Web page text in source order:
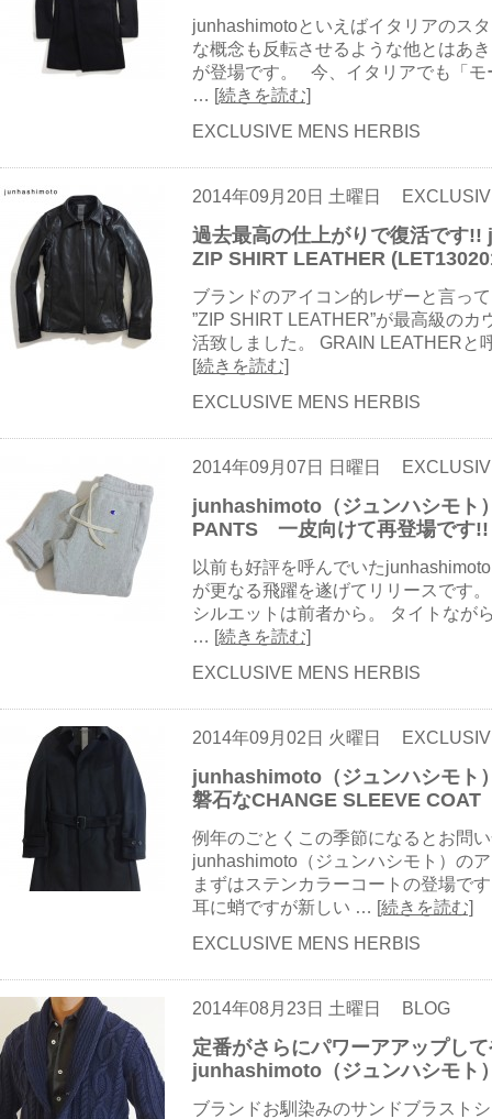
junhashimotoといえばイタリアのス
な概念も反転させるような他とはあ
が登場です。 今、イタリアでも「
… [続きを読む]
EXCLUSIVE MENS HERBIS
2014年09月20日 土曜日
過去最高の仕上がりで復活です
ZIP SHIRT LEATHER
ブランドのアイコン的レザーと言っ
”ZIP SHIRT LEATHER”が最高級の
活致しました。 GRAIN LEATHER
[続きを読む]
EXCLUSIVE MENS HERBIS
2014年09月07日 日曜日
junhashimoto（ジュンハシモ
PANTS 一皮向けて再登場です!!
以前も好評を呼んでいた
が更なる飛躍を遂げてリリースです
シルエットは前者から。 タイトなが
… [続きを読む]
EXCLUSIVE MENS HERBIS
2014年09月02日 火曜日
junhashimoto（ジュンハシモト
磐石なCHANGE SLEEVE COAT
例年のごとくこの季節になるとお問
junhashimoto（ジュンハシモト）の
まずはステンカラーコートの登場で
耳に蛸ですが新しい … [続きを読む]
EXCLUSIVE MENS HERBIS
2014年08月23日 土曜日 BLOG
定番がさらにパワーアアップし
junhashimoto（ジュンハシモト
ブランドお馴染みのサンドブラスト